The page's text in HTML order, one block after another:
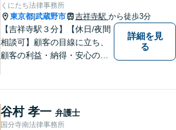
い！
くにたち法律事務所
東京都 武蔵野市 吉祥寺駅 から徒歩3分
【吉祥寺駅３分】【休日/夜間
相談可】顧客の目線に立ち、
顧客の利益・納得・安心のた
詳細を見
る
谷村 孝一 弁護士
国分寺南法律事務所